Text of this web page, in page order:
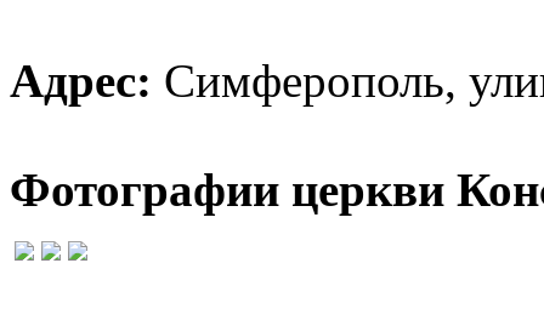
Адрес: Симферополь,
Фотографии церкви